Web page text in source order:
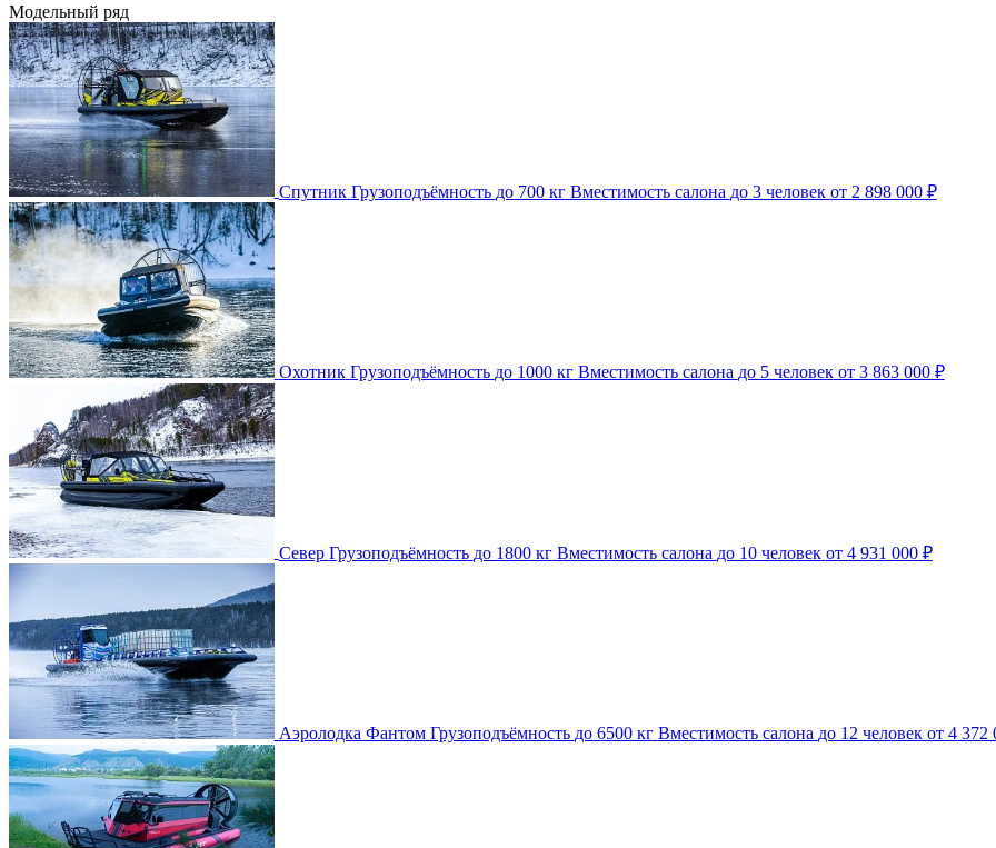
Модельный ряд
Спутник Грузоподъёмность до 700 кг Вместимость салона до 3 человек от 2 898 000 ₽
Охотник Грузоподъёмность до 1000 кг Вместимость салона до 5 человек от 3 863 000 ₽
Север Грузоподъёмность до 1800 кг Вместимость салона до 10 человек от 4 931 000 ₽
Аэролодка Фантом Грузоподъёмность до 6500 кг Вместимость салона до 12 человек от 4 372